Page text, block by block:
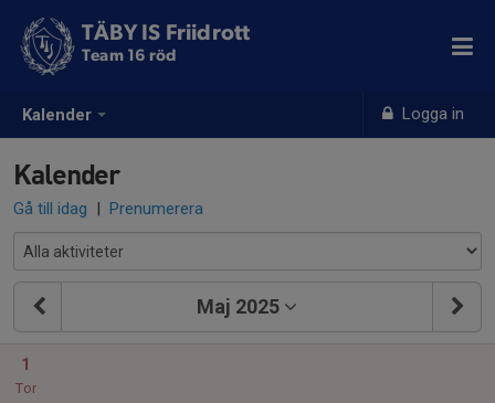
Kalender Logga in
TÄBY IS Friidrott
Team 16 röd
Kalender
Gå till idag | Prenumerera
Maj 2025
1
Tor